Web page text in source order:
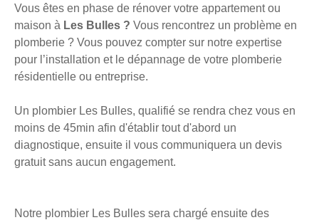
Vous êtes en phase de rénover votre appartement ou
maison à Les Bulles ? Vous rencontrez un problème en
plomberie ? Vous pouvez compter sur notre expertise
pour l’installation et le dépannage de votre plomberie
résidentielle ou entreprise.
Un plombier Les Bulles, qualifié se rendra chez vous en
moins de 45min afin d'établir tout d'abord un
diagnostique, ensuite il vous communiquera un devis
gratuit sans aucun engagement.
Notre plombier Les Bulles sera chargé ensuite des